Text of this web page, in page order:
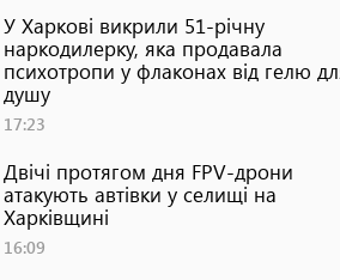
У Харкові викрили 51-річну
наркодилерку, яка продавала
психотропи у флаконах від гелю
душу
17:23
Двічі протягом дня FPV-дрони
атакують автівки у селищі на
Харківщині
16:09